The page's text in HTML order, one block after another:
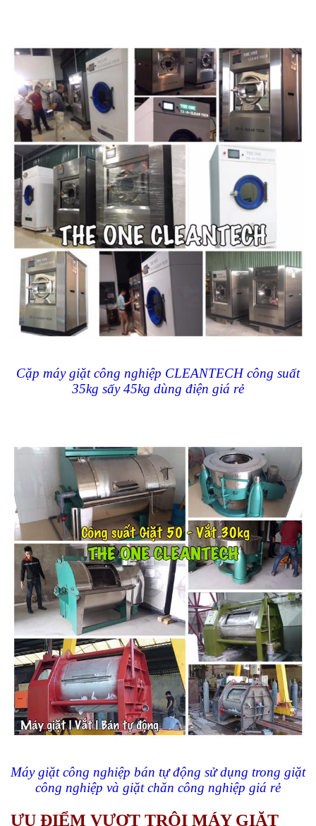
Cặp máy giặt công nghiệp CLEANTECH công suất
35kg sấy 45kg dùng điện giá rẻ
Máy giặt công nghiệp bán tự động sử dụng trong giặt
công nghiệp và giặt chăn công nghiệp giá rẻ
ƯU ĐIỂM VƯỢT TRỘI MÁY GIẶT